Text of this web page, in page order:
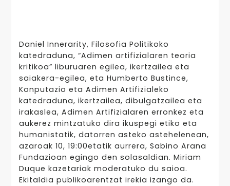
Daniel Innerarity, Filosofia Politikoko
katedraduna, “Adimen artifizialaren teoria
kritikoa” liburuaren egilea, ikertzailea eta
saiakera-egilea, eta Humberto Bustince,
Konputazio eta Adimen Artifizialeko
katedraduna, ikertzailea, dibulgatzailea eta
irakaslea, Adimen Artifizialaren erronkez eta
aukerez mintzatuko dira ikuspegi etiko eta
humanistatik, datorren asteko astehelenean,
azaroak 10, 19:00etatik aurrera, Sabino Arana
Fundazioan egingo den solasaldian. Miriam
Duque kazetariak moderatuko du saioa.
Ekitaldia publikoarentzat irekia izango da.